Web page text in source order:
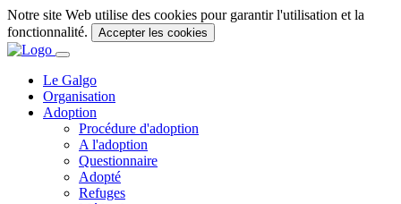
Notre site Web utilise des cookies pour garantir l'utilisation et la
fonctionnalité.
Accepter les cookies
Le Galgo
Organisation
Adoption
Procédure d'adoption
A l'adoption
Questionnaire
Adopté
Refuges